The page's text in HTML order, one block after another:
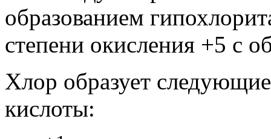
образованием
степени окисления +5 с
Хлор образует
кислоты: